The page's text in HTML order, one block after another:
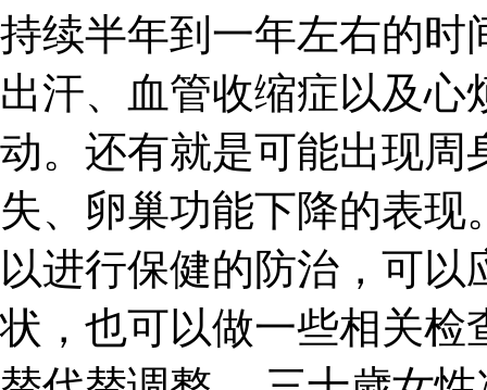
持续半年到一年左右的时
出汗、血管收缩症以及
动。还有就是可能出现周
失、卵巢功能下降的表
以进行保健的防治，可
状，也可以做一些相关检